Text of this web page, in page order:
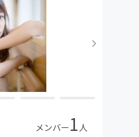
メンバー1 人